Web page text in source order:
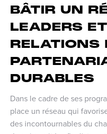
BÂTIR UN
LEADERS
RELATIONS
DURABLES
Dans le cadre de ses
place un réseau qui
des incontournables du